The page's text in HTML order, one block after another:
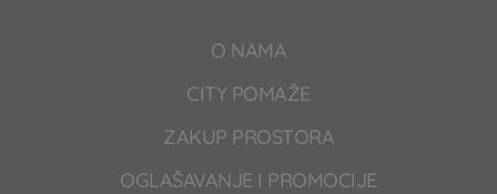
O NAMA
CITY POMAŽE
ZAKUP PROSTORA
OGLAŠAVANJE I PROMOCIJE